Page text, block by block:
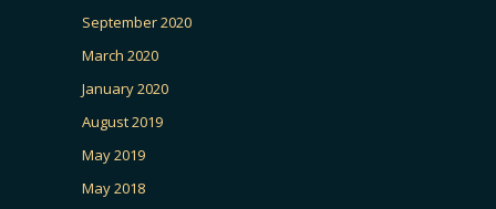
September 2020
March 2020
January 2020
August 2019
May 2019
May 2018